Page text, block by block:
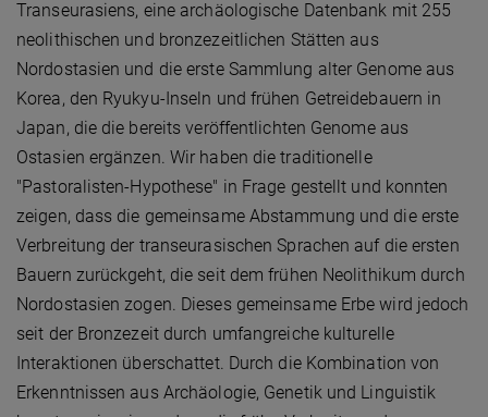
Transeurasiens, eine archäologische Datenbank mit 255
neolithischen und bronzezeitlichen Stätten aus
Nordostasien und die erste Sammlung alter Genome aus
Korea, den Ryukyu-Inseln und frühen Getreidebauern in
Japan, die die bereits veröffentlichten Genome aus
Ostasien ergänzen. Wir haben die traditionelle
"Pastoralisten-Hypothese" in Frage gestellt und konnten
zeigen, dass die gemeinsame Abstammung und die erste
Verbreitung der transeurasischen Sprachen auf die ersten
Bauern zurückgeht, die seit dem frühen Neolithikum durch
Nordostasien zogen. Dieses gemeinsame Erbe wird jedoch
seit der Bronzezeit durch umfangreiche kulturelle
Interaktionen überschattet. Durch die Kombination von
Erkenntnissen aus Archäologie, Genetik und Linguistik